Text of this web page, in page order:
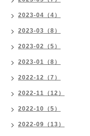
2023-04（4）
2023-03（8）
2023-02（5）
2023-01（8）
2022-12（7）
2022-11（12）
2022-10（5）
2022-09（13）